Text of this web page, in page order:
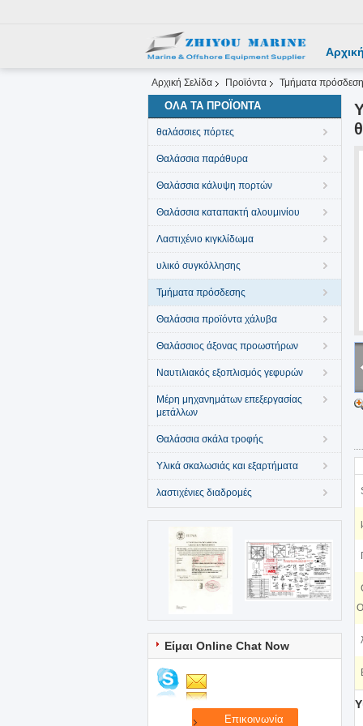
Αρχική Σελίδα Προϊόντα Τμήματα
ΌΛΑ ΤΑ ΠΡΟΪΌΝΤΑ
θαλάσσιες πόρτες
Θαλάσσια παράθυρα
Θαλάσσια κάλυψη πορτών
Θαλάσσια καταπακτή αλουμινίου
Λαστιχένιο κιγκλίδωμα
υλικό συγκόλλησης
Τμήματα πρόσδεσης
Θαλάσσια προϊόντα χάλυβα
Θαλάσσιος άξονας προωστήρων
Ναυτιλιακός εξοπλισμός γεφυρών
Μέρη μηχανημάτων επεξεργασίας
μετάλλων
Θαλάσσια σκάλα τροφής
Υλικά σκαλωσιάς και εξαρτήματα
λαστιχένιες διαδρομές
Είμαι Online Chat Now